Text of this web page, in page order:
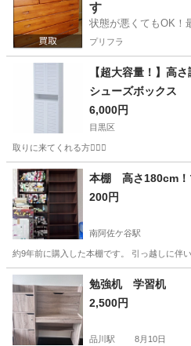
す
状態が悪くてもOK！
プリフラ
【超大容量！】
シューズボックス
6,000円
目黒区
取りに来てくれる方🙆🏻‍♀️
東京 目黒区 収納家具 シュー
本棚 高さ180cm！
200円
南阿佐ケ谷駅
約9年前に購入した本棚です。 引っ越しに伴
東京 杉並区 南阿佐ケ谷駅
勉強机 学習机
2,500円
品川駅 8月10日